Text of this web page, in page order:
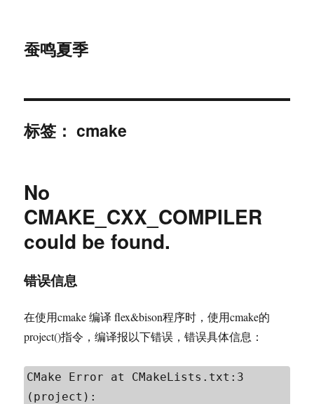
蚕鸣夏季
标签：cmake
No
CMAKE_CXX_COMPILER
could be found.
错误信息
在使用cmake 编译 flex&bison程序时，使用cmake的
project()指令，编译报以下错误，错误具体信息：
CMake Error at CMakeLists.txt:3
(project):